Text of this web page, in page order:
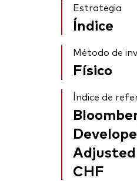
Estrategia
Índice
Método de
Físico
Índice de
CHF